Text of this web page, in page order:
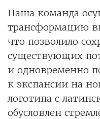
Наша команда
трансформацию
что позволило
существующих
и одновременно
к экспансии на
логотипа с
обусловлен